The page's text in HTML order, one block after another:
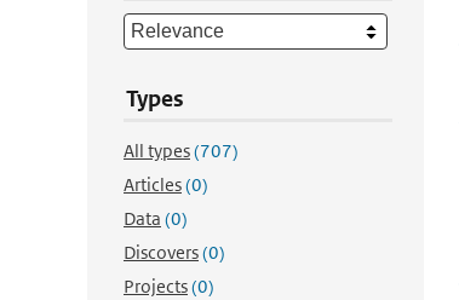
Types
All types(707)
Articles(0)
Data (0)
Discovers(0)
Projects(0)